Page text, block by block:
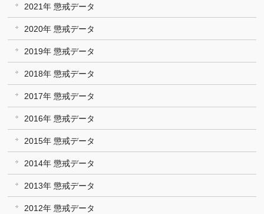
2021年 懲戒データ
2020年 懲戒データ
2019年 懲戒データ
2018年 懲戒データ
2017年 懲戒データ
2016年 懲戒データ
2015年 懲戒データ
2014年 懲戒データ
2013年 懲戒データ
2012年 懲戒データ